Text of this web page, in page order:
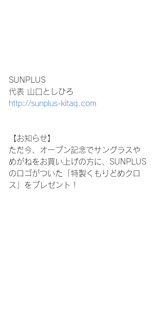
SUNPLUS
代表 山口としひろ
http://sunplus-kitaq.com
【お知らせ】
ただ今、オープン記念でサングラスや
めがねをお買い上げの方に、SUNPLUS
のロゴがついた「特製くもりどめクロ
ス」をプレゼント！